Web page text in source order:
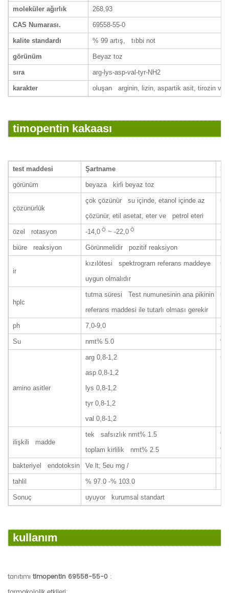
moleküler ağırlık 268,93
CAS Numarası. 69558-55-0
kalite standardı % 99 artış, tıbbi not
görünüm Beyaz toz
sıra arg-lys-asp-val-tyr-NH2
karakter oluşan arginin, lizin, aspartik asit, tirozin ve
timopentin kakaası
test maddesi Şartname
görünüm beyaza kirli beyaz toz
çözünürlük
çok çözünür su içinde, etanol içinde az
çözünür, etil asetat, eter ve petrol eteri
özel rotasyon -14,0 Ö ~ -22,0 Ö -
biüre reaksiyon Görünmelidir pozitif reaksiyon
ir
kızılötesi spektrogram referans maddeye
uygun olmalıdır
hplc
tutma süresi Test numunesinin ana pikinin
referans maddesi ile tutarlı olması gerekir
ph 7,0-9,0 8.1
Su nmt% 5.0 %
amino asitler
arg 0,8-1,2
asp 0,8-1,2
lys 0,8-1,2
tyr 0,8-1,2
val 0,8-1,2
ilişkili madde
tek safsızlık nmt% 1.5
toplam kirlilik nmt% 2.5
%
%
bakteriyel endotoksin Ve lt; 5eu mg /
tahlil % 97.0 -% 103.0
Sonuç uyuyor kurumsal standart
kullanım
tanıtımı timopentin 69558-55-0 :